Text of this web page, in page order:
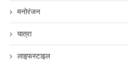
मनोरंजन
यात्रा
लाइफस्टाइल